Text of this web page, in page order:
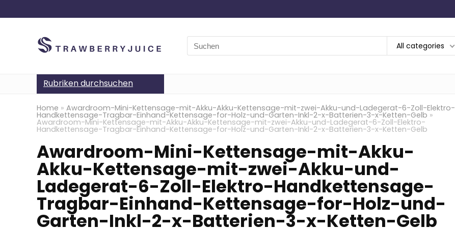
Search
for:
All categories
Rubriken durchsuchen
Home » Awardroom-Mini-Kettensage-mit-Akku-Akku-Kettensage-mit-zwei-Akku-und-Ladegerat-6-Zoll-Elektro-
Handkettensage-Tragbar-Einhand-Kettensage-for-Holz-und-Garten-Inkl-2-x-Batterien-3-x-Ketten-Gelb »
Awardroom-Mini-Kettensage-mit-Akku-Akku-Kettensage-mit-zwei-Akku-und-Ladegerat-6-Zoll-Elektro-
Handkettensage-Tragbar-Einhand-Kettensage-for-Holz-und-Garten-Inkl-2-x-Batterien-3-x-Ketten-Gelb
Awardroom-Mini-Kettensage-mit-Akku-
Akku-Kettensage-mit-zwei-Akku-und-
Ladegerat-6-Zoll-Elektro-Handkettensage-
Tragbar-Einhand-Kettensage-for-Holz-und-
Garten-Inkl-2-x-Batterien-3-x-Ketten-Gelb